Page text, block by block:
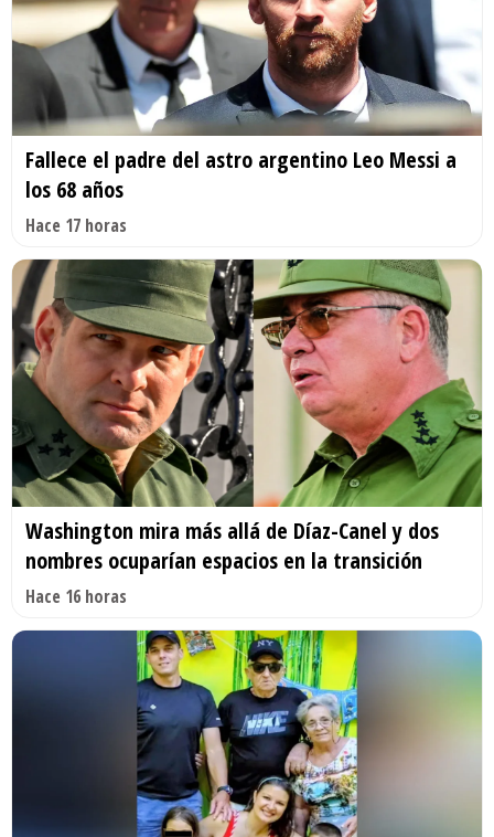
Fallece el padre del astro argentino Leo Messi a
los 68 años
Hace 17 horas
Washington mira más allá de Díaz-Canel y dos
nombres ocuparían espacios en la transición
Hace 16 horas